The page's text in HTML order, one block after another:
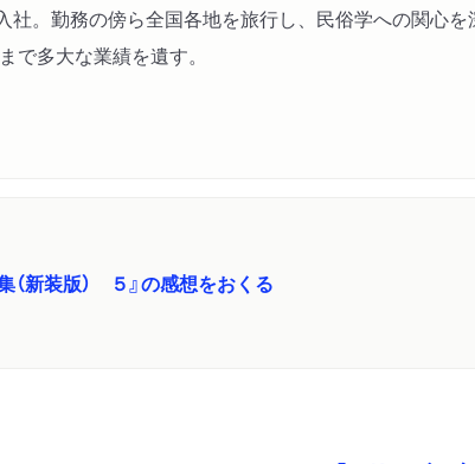
社。勤務の傍ら全国各地を旅行し、民俗学への関心
で多大な業績を遺す。
（新装版） ５』の感想をおくる